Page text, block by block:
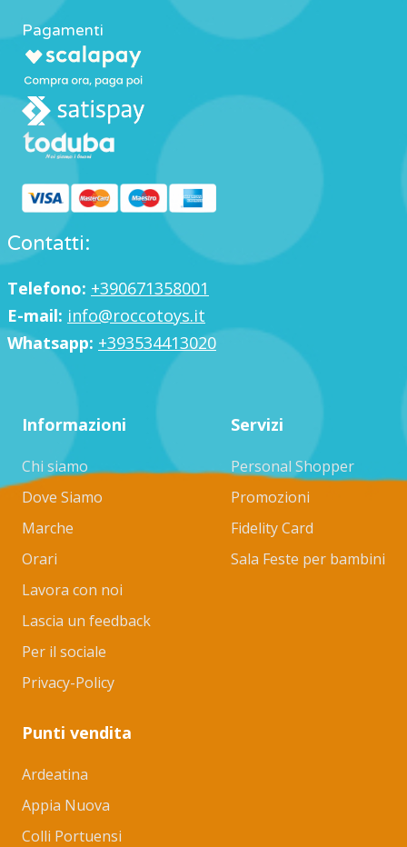
Pagamenti
Contatti:
Telefono: +390671358001
E-mail: info@roccotoys.it
Whatsapp: +393534413020
Informazioni
Chi siamo
Dove Siamo
Marche
Orari
Lavora con noi
Lascia un feedback
Per il sociale
Privacy-Policy
Servizi
Personal Shopper
Promozioni
Fidelity Card
Sala Feste per bambini
Punti vendita
Ardeatina
Appia Nuova
Colli Portuensi